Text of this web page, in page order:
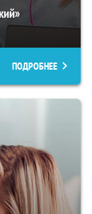
ПОДРОБНЕЕ